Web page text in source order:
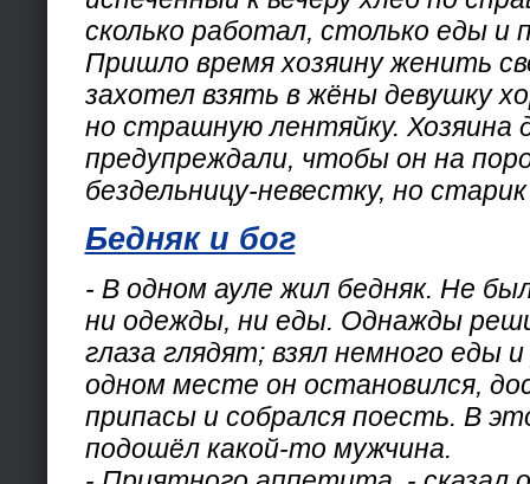
сколько работал, столько еды и
Пришло время хозяину женить
захотел взять в жёны девушку
но страшную лентяйку. Хозяина
предупреждали, чтобы он на
бездельницу-невестку, но старик
Бедняк и бог
- В одном ауле жил бедняк. Не
ни одежды, ни еды. Однажды
глаза глядят; взял немного еды
одном месте он остановился,
припасы и собрался поесть. В
подошёл какой-то мужчина.